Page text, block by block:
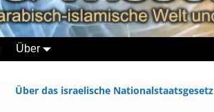
Über
Über das israelische Nationalstaatsgesetz